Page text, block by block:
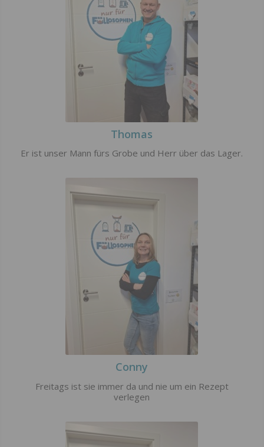
Thomas
Er ist unser Mann fürs Grobe und Herr über das Lager.
Conny
Freitags ist sie immer da und nie um ein Rezept
verlegen